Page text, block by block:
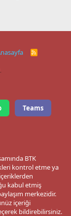
R
Teams
BTK
kontrol etme ya
kabul etmiş
merkezidir.
içeriği
bildirebilirsiniz.